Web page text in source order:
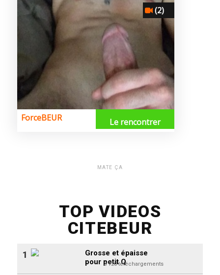
MATE ÇA
TOP VIDEOS
CITEBEUR
Grosse et épaisse
pour petit Q
3 120 téléchargements
1